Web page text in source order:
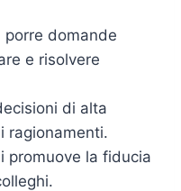
porre domande
e risolvere
di alta
ragionamenti.
promuove la fiducia